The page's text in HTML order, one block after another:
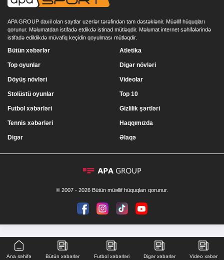
APA GROUP daxil olan saytlar uzerlər tərəfindən tam dəstəklənir. Müəllif hüquqları
qorunur. Məlumatdan istifadə etdikdə istinad mütləqdir. Məlumat internet səhifələrində
istifadə edildikdə müvafiq keçidin qoyulması mütləqdir.
Bütün xəbərlər
Top oyunlar
Döyüş növləri
Stolüstü oyunlar
Atletika
Digər növləri
Videolar
Top 10
Futbol xəbərləri
Tennis xəbərləri
Digər
Gizlilik şərtləri
Haqqımızda
Əlaqə
© 2007 - 2026 Bütün müəllif hüquqları qorunur.
Ana səhifə Bütün xəbərlər Futbol xəbərləri Digər xəbərlər Video xəbər